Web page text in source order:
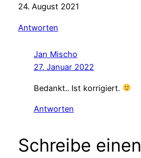
24. August 2021
Antworten
Jan Mischo
27. Januar 2022
Bedankt.. Ist korrigiert.
Antworten
Schreibe einen